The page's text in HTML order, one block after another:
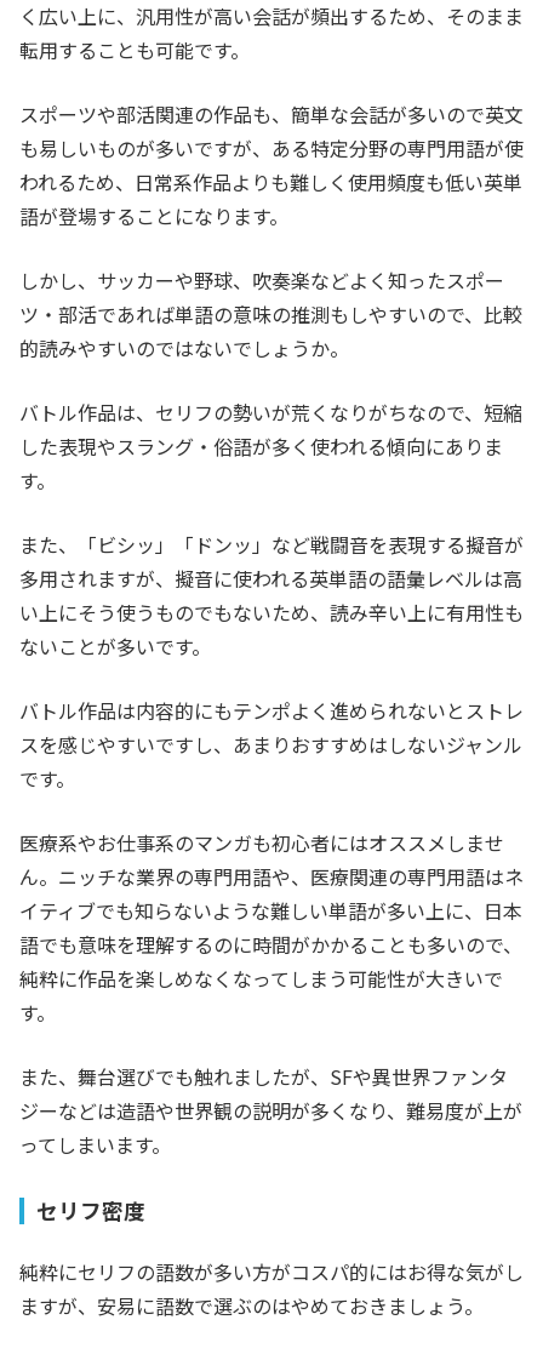
く広い上に、汎用性が高い会話が頻出するため、そのまま
転用することも可能です。
スポーツや部活関連の作品も、簡単な会話が多いので英文
も易しいものが多いですが、ある特定分野の専門用語が使
われるため、日常系作品よりも難しく使用頻度も低い英単
語が登場することになります。
しかし、サッカーや野球、吹奏楽などよく知ったスポー
ツ・部活であれば単語の意味の推測もしやすいので、比較
的読みやすいのではないでしょうか。
バトル作品は、セリフの勢いが荒くなりがちなので、短縮
した表現やスラング・俗語が多く使われる傾向にありま
す。
また、「ビシッ」「ドンッ」など戦闘音を表現する擬音が
多用されますが、擬音に使われる英単語の語彙レベルは高
い上にそう使うものでもないため、読み辛い上に有用性も
ないことが多いです。
バトル作品は内容的にもテンポよく進められないとストレ
スを感じやすいですし、あまりおすすめはしないジャンル
です。
医療系やお仕事系のマンガも初心者にはオススメしませ
ん。ニッチな業界の専門用語や、医療関連の専門用語はネ
イティブでも知らないような難しい単語が多い上に、日本
語でも意味を理解するのに時間がかかることも多いので、
純粋に作品を楽しめなくなってしまう可能性が大きいで
す。
また、舞台選びでも触れましたが、SFや異世界ファンタ
ジーなどは造語や世界観の説明が多くなり、難易度が上が
ってしまいます。
セリフ密度
純粋にセリフの語数が多い方がコスパ的にはお得な気がし
ますが、安易に語数で選ぶのはやめておきましょう。